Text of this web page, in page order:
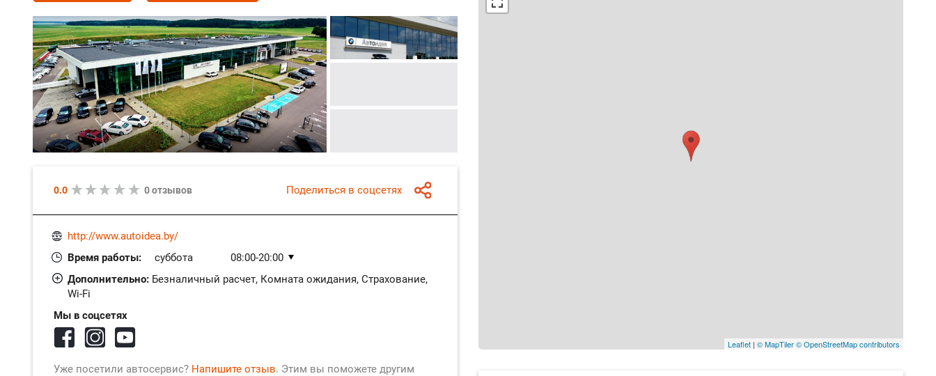
0.0 0 отзывов Поделиться в соцсетях
http://www.autoidea.by/
Время работы:
суббота
08:00-20:00
воскресенье
08:00-20:00
пятница
08:00-20:00
Дополнительно: Безналичный расчет, Комната ожидания, Страхование,
Wi-Fi
Мы в соцсетях
Уже посетили автосервис? Напишите отзыв. Этим вы поможете другим
Leaflet | © MapTiler© OpenStreetMap contributors